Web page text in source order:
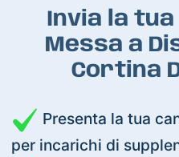
Invia la tua
Messa a
Cortina
Presenta la tua
per incarichi di